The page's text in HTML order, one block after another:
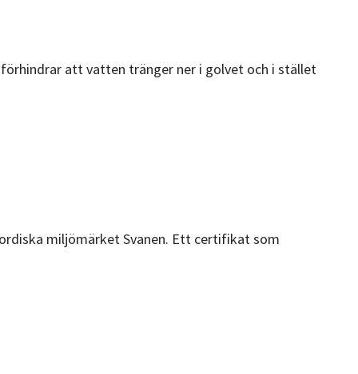
att vatten tränger ner i golvet och i stället
miljömärket Svanen. Ett certifikat som